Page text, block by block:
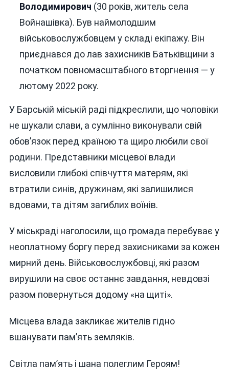
Володимирович (30 років, житель села
Войнашівка). Був наймолодшим
військовослужбовцем у складі екіпажу. Він
приєднався до лав захисників Батьківщини з
початком повномасштабного вторгнення — у
лютому 2022 року.
У Барській міській раді підкреслили, що чоловіки
не шукали слави, а сумлінно виконували свій
обов’язок перед країною та щиро любили свої
родини. Представники місцевої влади
висловили глибокі співчуття матерям, які
втратили синів, дружинам, які залишилися
вдовами, та дітям загиблих воїнів.
У міськраді наголосили, що громада перебуває у
неоплатному боргу перед захисниками за кожен
мирний день. Військовослужбовці, які разом
вирушили на своє останнє завдання, невдовзі
разом повернуться додому «на щиті».
Місцева влада закликає жителів гідно
вшанувати пам’ять земляків.
Світла пам’ять і шана полеглим Героям!